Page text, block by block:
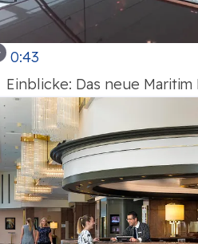
0:43
Einblicke: Das neue